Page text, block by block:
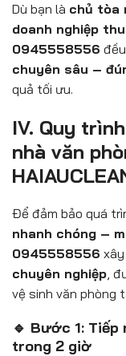
Dù bạn là chủ tòa
doanh nghiệp
0945558556
chuyên sâu –
quả tối ưu.
IV. Quy
nhà văn
Để đảm bảo quá
nhanh chóng –
0945558556
chuyên nghiệp ,
vệ sinh văn phòng
🔹 Bước 1:
trong 2 giờ